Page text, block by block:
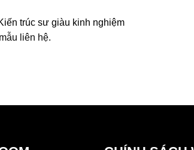
trúc sư giàu kinh nghiệm
liên hệ.